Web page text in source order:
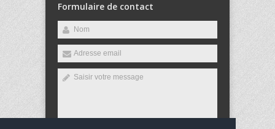
Formulaire de contact